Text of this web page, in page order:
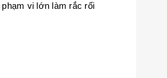
vi lớn làm rắc rối